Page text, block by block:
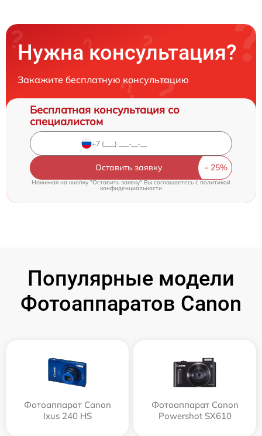
Нужна консультация?
Закажите бесплатную консультацию
Бесплатная консультация со
специалистом
Оставить заявку
Нажимая на кнопку "Оставить заявку" Вы соглашаетесь cполитикой
конфиденциальности
Популярные модели
Фотоаппаратов Canon
Фотоаппарат Canon
Ixus 240 HS
Фотоаппарат Canon
Powershot SX610